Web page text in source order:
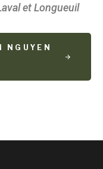
et Longueuil
NGUYEN